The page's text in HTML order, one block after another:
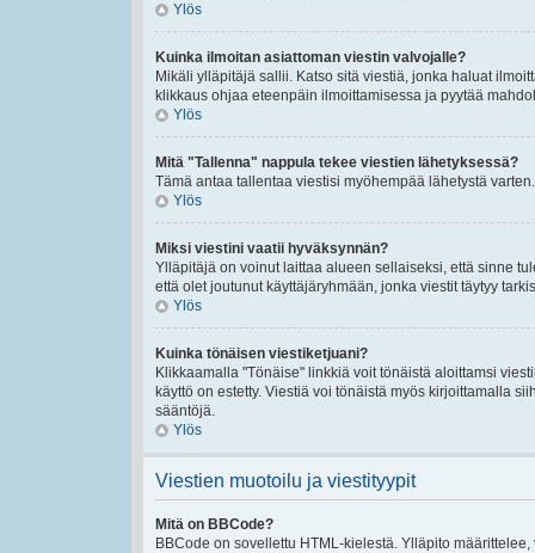
Ylös
Kuinka ilmoitan asiattoman viestin valvojalle?
Mikäli ylläpitäjä sallii. Katso sitä viestiä, jonka haluat
klikkaus ohjaa eteenpäin ilmoittamisessa ja pyytää
Ylös
Mitä "Tallenna" nappula tekee viestien lähetyksessä?
Tämä antaa tallentaa viestisi myöhempää lähetystä
Ylös
Miksi viestini vaatii hyväksynnän?
Ylläpitäjä on voinut laittaa alueen sellaiseksi, että sinne
että olet joutunut käyttäjäryhmään, jonka viestit täytyy
Ylös
Kuinka tönäisen viestiketjuani?
Klikkaamalla "Tönäise" linkkiä voit tönäistä aloittamsi
käyttö on estetty. Viestiä voi tönäistä myös kirjoittamalla
sääntöjä.
Ylös
Viestien muotoilu ja viestityypit
Mitä on BBCode?
BBCode on sovellettu HTML-kielestä. Ylläpito